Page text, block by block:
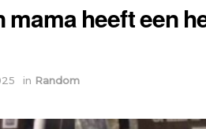
mama heeft een
in Random